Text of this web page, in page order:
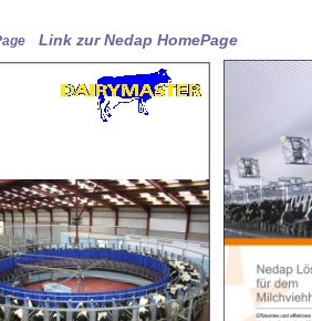
Link zur Nedap HomePage